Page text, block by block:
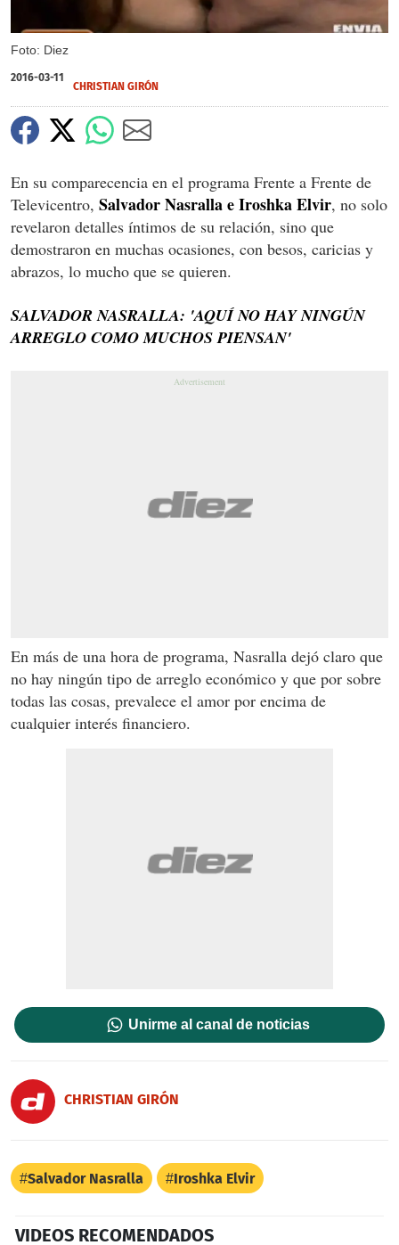
Foto: Diez
2016-03-11
CHRISTIAN GIRÓN
En su comparecencia en el programa Frente a Frente de
Televicentro, Salvador Nasralla e Iroshka Elvir, no solo
revelaron detalles íntimos de su relación, sino que
demostraron en muchas ocasiones, con besos, caricias y
abrazos, lo mucho que se quieren.
SALVADOR NASRALLA: 'AQUÍ NO HAY NINGÚN
ARREGLO COMO MUCHOS PIENSAN'
En más de una hora de programa, Nasralla dejó claro que
no hay ningún tipo de arreglo económico y que por sobre
todas las cosas, prevalece el amor por encima de
cualquier interés financiero.
Unirme al canal de noticias
CHRISTIAN GIRÓN
Salvador Nasralla Iroshka Elvir
VIDEOS RECOMENDADOS